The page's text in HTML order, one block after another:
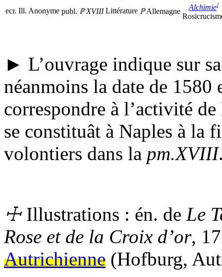
ecr. Ill. Anonyme publ. ℙ XVIII Littérature ℙAllemagne Alchimie፧
► L’ouvrage indique sur
néanmoins la date de 1580
correspondre à l’activité
se constituât à Naples à la
volontiers dans la pm.XVIII
☩Illustrations : én. de Le
Rose et de la Croix d’or,
Autrichienne (Hofburg,